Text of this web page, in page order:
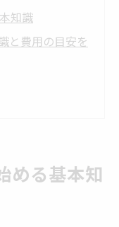
知識
と費用の目安を
準備すべき道具
屋根外壁塗装
める基本知